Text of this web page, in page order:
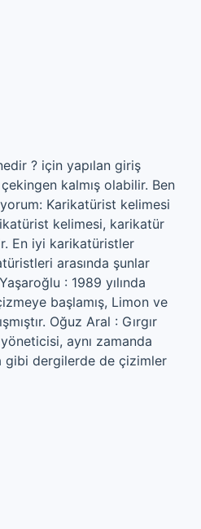
? için yapılan giriş
kalmış olabilir. Ben
Karikatürist kelimesi
kelimesi, karikatür
En iyi karikatüristler
arasında şunlar
: 1989 yılında
başlamış, Limon ve
Oğuz Aral : Gırgır
aynı zamanda
gibi dergilerde de çizimler